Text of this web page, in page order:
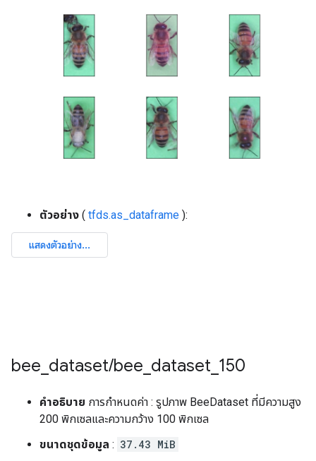
ตัวอย่าง ( tfds.as_dataframe ):
bee dataset/bee dataset 150
คำอธิบาย การกำหนดค่า : รูปภาพ BeeDataset ที่มีความสูง
200 พิกเซลและความกว้าง 100 พิกเซล
ขนาดชุดข้อมูล : 37.43 MiB